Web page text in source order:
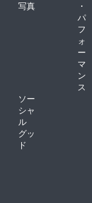
写真
・
パ
フ
ォ
ー
マ
ン
ス
ソー
シャ
ル
グッ
ド